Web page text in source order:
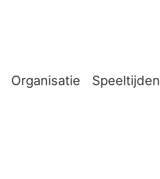
Organisatie Speeltijden